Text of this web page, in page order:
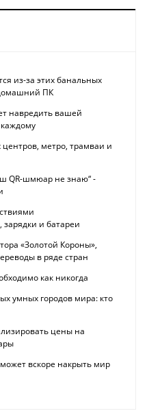
из-за этих банальных
ПК
навредить вашей
метро, трамваи и
QR-шмюар не знаю“ -
зарядки и батареи
«Золотой Короны»,
в ряде стран
как никогда
умных городов мира: кто
цены на
вскоре накрыть мир